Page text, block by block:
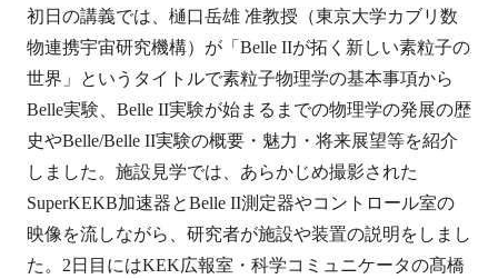
初日の講義では、樋口岳雄 准教授（東京大学カブリ数
物連携宇宙研究機構）が「Belle IIが拓く新しい素粒子の
世界」というタイトルで素粒子物理学の基本事項から
Belle実験、Belle II実験が始まるまでの物理学の発展の歴
史やBelle/Belle II実験の概要・魅力・将来展望等を紹介
しました。施設見学では、あらかじめ撮影された
SuperKEKB加速器とBelle II測定器やコントロール室の
映像を流しながら、研究者が施設や装置の説明をしまし
た。2日目にはKEK広報室・科学コミュニケータの髙橋